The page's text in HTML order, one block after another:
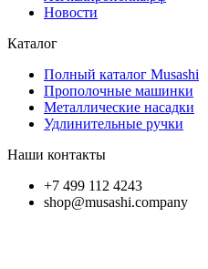
Новости
Каталог
Полный каталог Musashi
Прополочные машинки
Металлические насадки
Удлинительные ручки
Наши контакты
+7 499 112 4243
shop@musashi.company